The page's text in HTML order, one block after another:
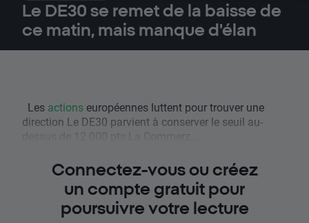
Le DE30 se remet de la baisse de
ce matin, mais manque d'élan
Les actions européennes luttent pour trouver une
direction Le DE30 parvient à conserver le seuil au-
dessus de 12 000 pts La Commerz...
Connectez-vous ou créez
un compte gratuit pour
poursuivre votre lecture